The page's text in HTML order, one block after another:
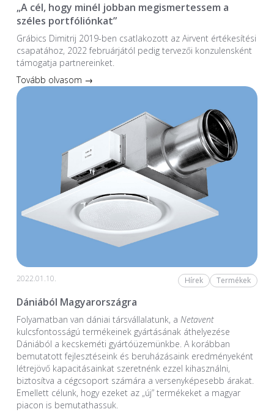
„A cél, hogy minél jobban megismertessem a
széles portfóliónkat”
Grábics Dimitrij 2019-ben csatlakozott az Airvent értékesítési
csapatához, 2022 februárjától pedig tervezői konzulensként
támogatja partnereinket.
Tovább olvasom →
2022.01.10. Hírek Termékek
Dániából Magyarországra
Folyamatban van dániai társvállalatunk, a Netavent
kulcsfontosságú termékeinek gyártásának áthelyezése
Dániából a kecskeméti gyártóüzemünkbe. A korábban
bemutatott fejlesztéseink és beruházásaink eredményeként
létrejövő kapacitásainkat szeretnénk ezzel kihasználni,
biztosítva a cégcsoport számára a versenyképesebb árakat.
Emellett célunk, hogy ezeket az „új” termékeket a magyar
piacon is bemutathassuk.